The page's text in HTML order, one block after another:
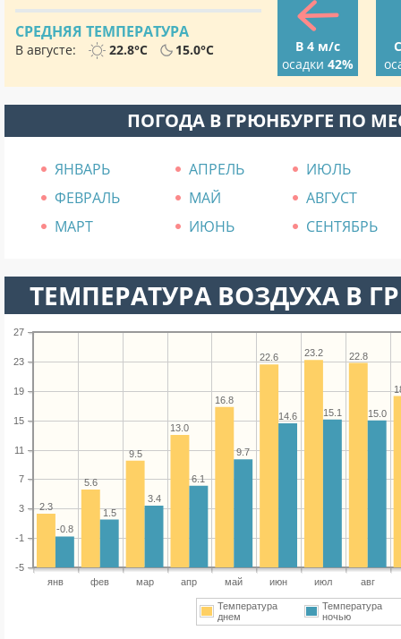
СРЕДНЯЯ ТЕМПЕРАТУРА
В августе: 22.8°C 15.0°C
В 4 м/с
осадки 42%
ПОГОДА В ГРЮНБУРГЕ ПО
ЯНВАРЬ АПРЕЛЬ
ИЮЛЬ
ФЕВРАЛЬ
МАЙ
АВГУСТ
МАРТ
ИЮНЬ СЕНТЯБРЬ
ТЕМПЕРАТУРА ВОЗДУХА В
янв фев мар апр май июн июл авг
-5
-1
3
7
11
15
19
23
27
22.8
23.2
22.6
16.8
13.0
9.5
5.6
2.3
15.0
15.1
14.6
9.7
6.1
3.4
1.5
-0.8
Температура
днем
Температура
ночью